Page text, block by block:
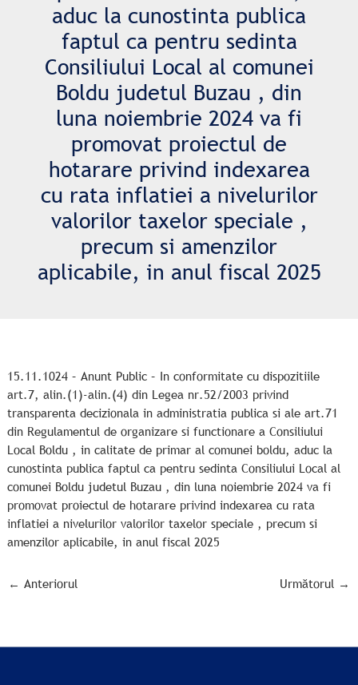
aduc la cunostinta publica
faptul ca pentru sedinta
Consiliului Local al comunei
Boldu judetul Buzau , din
luna noiembrie 2024 va fi
promovat proiectul de
hotarare privind indexarea
cu rata inflatiei a nivelurilor
valorilor taxelor speciale ,
precum si amenzilor
aplicabile, in anul fiscal 2025
15.11.1024 – Anunt Public – In conformitate cu dispozitiile
art.7, alin.(1)-alin.(4) din Legea nr.52/2003 privind
transparenta decizionala in administratia publica si ale art.71
din Regulamentul de organizare si functionare a Consiliului
Local Boldu , in calitate de primar al comunei boldu, aduc la
cunostinta publica faptul ca pentru sedinta Consiliului Local al
comunei Boldu judetul Buzau , din luna noiembrie 2024 va fi
promovat proiectul de hotarare privind indexarea cu rata
inflatiei a nivelurilor valorilor taxelor speciale , precum si
amenzilor aplicabile, in anul fiscal 2025
← Anteriorul Următorul →